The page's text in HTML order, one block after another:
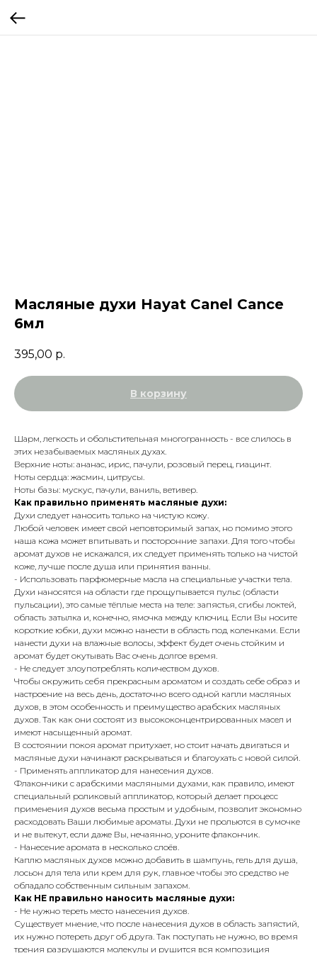
Масляные духи Hayat Canel Cance
6мл
395,00 р.
В корзину
Шарм, легкость и обольстительная многогранность - все слилось в
этих незабываемых масляных духах.
Верхние ноты: ананас, ирис, пачули, розовый перец, гиацинт.
Ноты сердца: жасмин, цитрусы.
Ноты базы: мускус, пачули, ваниль, ветивер.
Как правильно применять масляные духи:
Духи следует наносить только на чистую кожу.
Любой человек имеет свой неповторимый запах, но помимо этого
наша кожа может впитывать и посторонние запахи. Для того чтобы
аромат духов не искажался, их следует применять только на чистой
коже, лучше после душа или принятия ванны.
- Использовать парфюмерные масла на специальные участки тела.
Духи наносятся на области где прощупывается пульс (области
пульсации), это самые тёплые места на теле: запястья, сгибы локтей,
область затылка и, конечно, ямочка между ключиц. Если Вы носите
короткие юбки, духи можно нанести в область под коленками. Если
нанести духи на влажные волосы, эффект будет очень стойким и
аромат будет окутывать Вас очень долгое время.
- Не следует злоупотреблять количеством духов.
Чтобы окружить себя прекрасным ароматом и создать себе образ и
настроение на весь день, достаточно всего одной капли масляных
духов, в этом особенность и преимущество арабских масляных
духов. Так как они состоят из высококонцентрированных масел и
имеют насыщенный аромат.
В состоянии покоя аромат притухает, но стоит начать двигаться и
масляные духи начинают раскрываться и благоухать с новой силой.
- Применять аппликатор для нанесения духов.
Флакончики с арабскими масляными духами, как правило, имеют
специальный роликовый аппликатор, который делает процесс
применения духов весьма простым и удобным, позволит экономно
расходовать Ваши любимые ароматы. Духи не прольются в сумочке
и не вытекут, если даже Вы, нечаянно, уроните флакончик.
- Нанесение аромата в несколько слоёв.
Каплю масляных духов можно добавить в шампунь, гель для душа,
лосьон для тела или крем для рук, главное чтобы это средство не
обладало собственным сильным запахом.
Как НЕ правильно наносить масляные духи:
- Не нужно тереть место нанесения духов.
Существует мнение, что после нанесения духов в область запястий,
их нужно потереть друг об друга. Так поступать не нужно, во время
трения разрушаются молекулы и рушится вся композиция